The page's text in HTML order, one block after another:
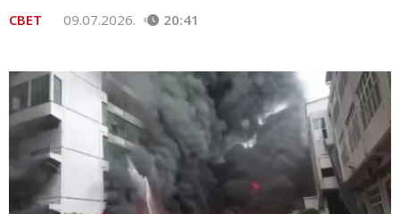
СВЕТ 09.07.2026. 20:41